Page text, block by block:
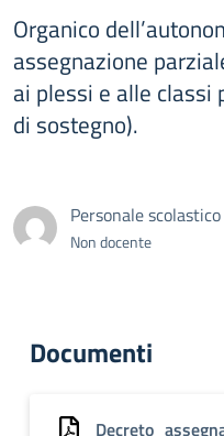
Organico
assegnazione
ai plessi e alle classi
di sostegno).
Personale scolastico
Non docente
Documenti